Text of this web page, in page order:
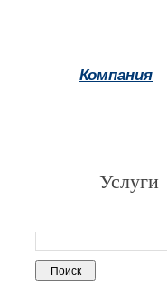
Компания
Услуги